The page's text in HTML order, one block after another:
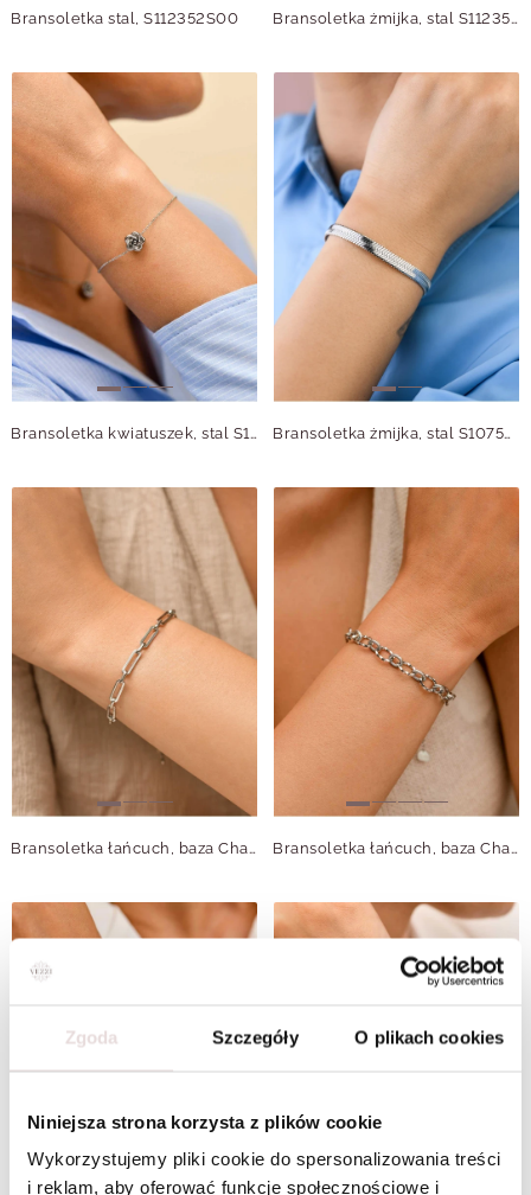
Zgoda Szczegóły O plikach cookies
Niniejsza strona korzysta z plików cookie
Wykorzystujemy pliki cookie do spersonalizowania treści
i reklam, aby oferować funkcje społecznościowe i
Bransoletka stal, S112352S00 Bransoletka żmijka, stal S112354S00
Bransoletka kwiatuszek, stal S109975S00 Bransoletka żmijka, stal S107509S00
Bransoletka łańcuch, baza Charms, stal S109776S00 Bransoletka łańcuch, baza Charms, stal S109745S00